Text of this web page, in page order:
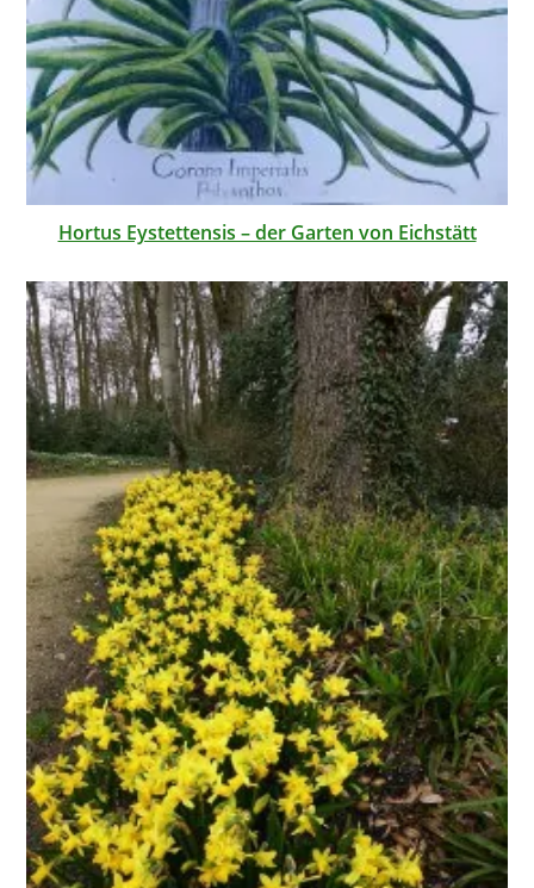
Hortus Eystettensis – der Garten von Eichstätt